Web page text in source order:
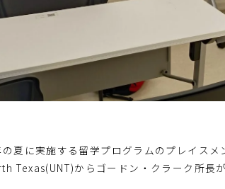
夏に実施する留学プログラムのプレイス
Texas(UNT)からゴードン・クラーク所長が